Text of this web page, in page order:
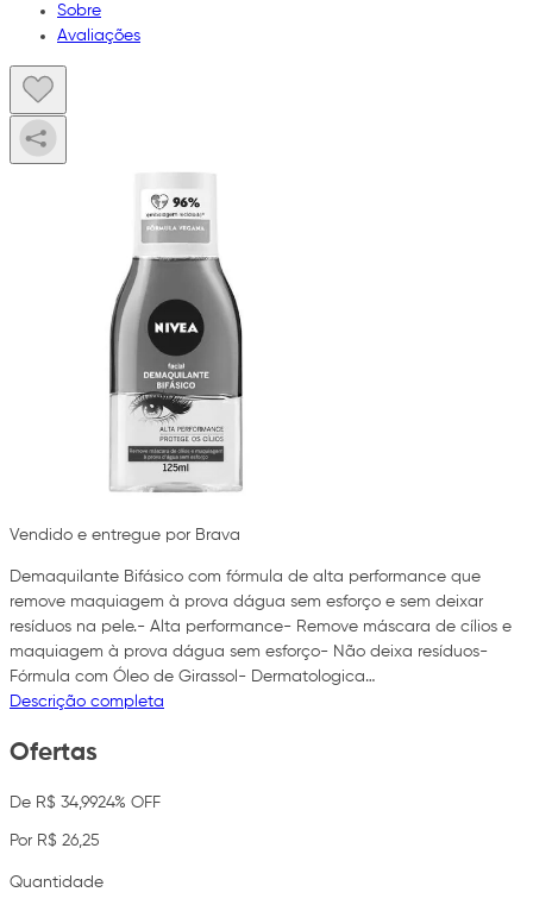
Sobre
Avaliações
Vendido e entregue por Brava
Demaquilante Bifásico com fórmula de alta performance que
remove maquiagem à prova dágua sem esforço e sem deixar
resíduos na pele.- Alta performance- Remove máscara de cílios e
maquiagem à prova dágua sem esforço- Não deixa resíduos-
Fórmula com Óleo de Girassol- Dermatologica…
Descrição completa
Ofertas
De R$ 34,9924% OFF
Por R$ 26,25
Quantidade